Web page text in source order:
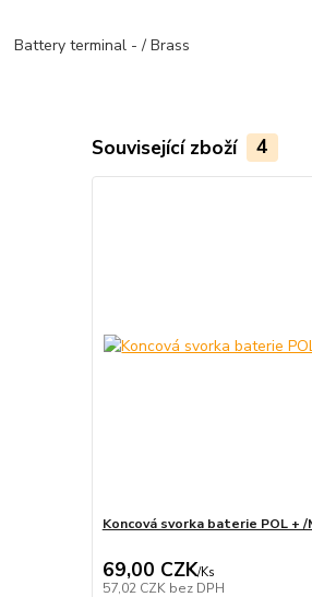
Battery terminal - / Brass
Související zboží 4
Koncová svorka baterie POL + /
69,00 CZK/Ks
57,02 CZK bez DPH